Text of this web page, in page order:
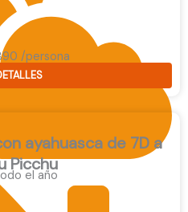
el año
/persona
ayahuasca de 7D a
Picchu